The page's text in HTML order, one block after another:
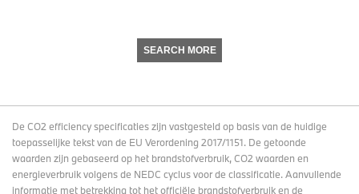
SEARCH MORE
De CO2 efficiency specificaties zijn vastgesteld op basis van de huidige
toepasselijke tekst van de EU Verordening 2017/1151. De getoonde
waarden zijn gebaseerd op het brandstofverbruik, CO2 waarden en
energieverbruik volgens de NEDC cyclus voor de classificatie. Aanvullende
informatie met betrekking tot het officiële brandstofverbruik en de